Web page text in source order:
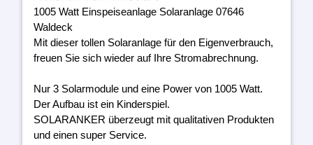
1005 Watt Einspeiseanlage Solaranlage 07646
Waldeck
Mit dieser tollen Solaranlage für den Eigenverbrauch,
freuen Sie sich wieder auf Ihre Stromabrechnung.
Nur 3 Solarmodule und eine Power von 1005 Watt.
Der Aufbau ist ein Kinderspiel.
SOLARANKER überzeugt mit qualitativen Produkten
und einen super Service.